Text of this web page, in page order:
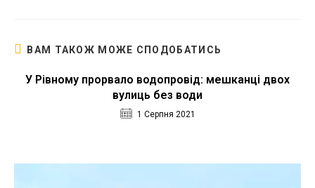
ВАМ ТАКОЖ МОЖЕ СПОДОБАТИСЬ
У Рівному прорвало водопровід: мешканці двох
вулиць без води
1 Серпня 2021